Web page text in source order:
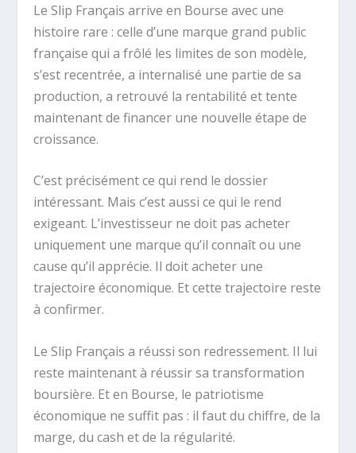
Le Slip Français arrive en Bourse avec une
histoire rare : celle d’une marque grand public
française qui a frôlé les limites de son modèle,
s’est recentrée, a internalisé une partie de sa
production, a retrouvé la rentabilité et tente
maintenant de financer une nouvelle étape de
croissance.
C’est précisément ce qui rend le dossier
intéressant. Mais c’est aussi ce qui le rend
exigeant. L’investisseur ne doit pas acheter
uniquement une marque qu’il connaît ou une
cause qu’il apprécie. Il doit acheter une
trajectoire économique. Et cette trajectoire reste
à confirmer.
Le Slip Français a réussi son redressement. Il lui
reste maintenant à réussir sa transformation
boursière. Et en Bourse, le patriotisme
économique ne suffit pas : il faut du chiffre, de la
marge, du cash et de la régularité.